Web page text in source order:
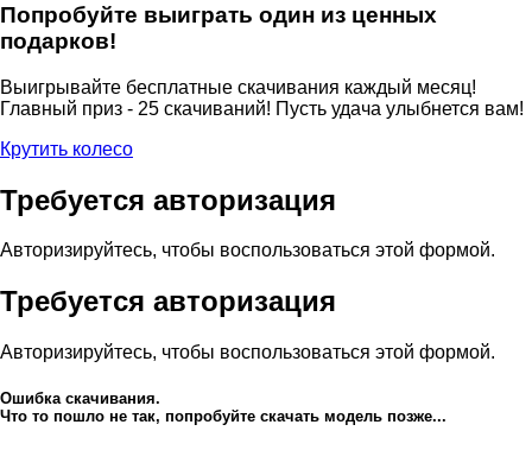
Попробуйте выиграть один из ценных
подарков!
Выигрывайте бесплатные скачивания каждый месяц!
Главный приз - 25 скачиваний! Пусть удача улыбнется вам!
Крутить колесо
Требуется авторизация
Авторизируйтесь, чтобы воспользоваться этой формой.
Требуется авторизация
Авторизируйтесь, чтобы воспользоваться этой формой.
Ошибка скачивания.
Что то пошло не так, попробуйте скачать модель позже...